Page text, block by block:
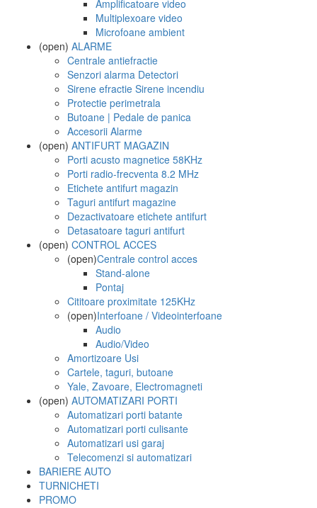
Amplificatoare video
Multiplexoare video
Microfoane ambient
(open) ALARME
Centrale antiefractie
Senzori alarma Detectori
Sirene efractie Sirene incendiu
Protectie perimetrala
Butoane | Pedale de panica
Accesorii Alarme
(open) ANTIFURT MAGAZIN
Porti acusto magnetice 58KHz
Porti radio-frecventa 8.2 MHz
Etichete antifurt magazin
Taguri antifurt magazine
Dezactivatoare etichete antifurt
Detasatoare taguri antifurt
(open) CONTROL ACCES
(open)Centrale control acces
Stand-alone
Pontaj
Cititoare proximitate 125KHz
(open)Interfoane / Videointerfoane
Audio
Audio/Video
Amortizoare Usi
Cartele, taguri, butoane
Yale, Zavoare, Electromagneti
(open) AUTOMATIZARI PORTI
Automatizari porti batante
Automatizari porti culisante
Automatizari usi garaj
Telecomenzi si automatizari
BARIERE AUTO
TURNICHETI
PROMO